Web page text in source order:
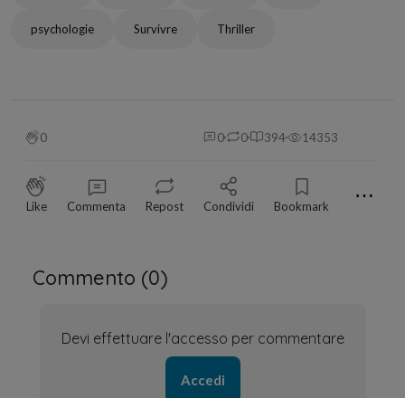
psychologie Survivre Thriller
0 0 0 394 14353
Like Commenta Repost Condividi Bookmark ⋯
Commento (0)
Devi effettuare l'accesso per commentare
Accedi